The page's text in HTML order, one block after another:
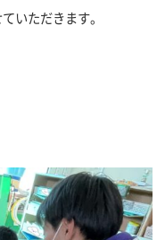
いただきます。